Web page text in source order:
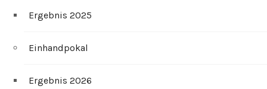
Ergebnis 2025
Einhandpokal
Ergebnis 2026